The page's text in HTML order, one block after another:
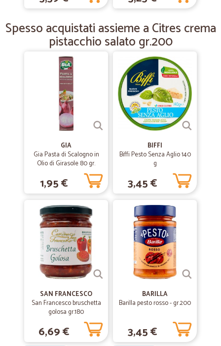
Era la prima volta che acquistavo su questo sito. Prodotti arrivati dopo
bottiglie di vino imballate alla perfezione e i panettoni. Prezzi nella
norma. Comprero sicuramente di nuovo.
Spesso acquistati assieme a Citres crema
pistacchio salato gr.200
GIA
Gia Pasta di Scalogno in
Olio di Girasole 80 gr.
1,95 €
BIFFI
Biffi Pesto Senza Aglio 140
g
3,45 €
SAN FRANCESCO
San Francesco bruschetta
golosa gr.180
6,69 €
BARILLA
Barilla pesto rosso - gr.200
3,45 €